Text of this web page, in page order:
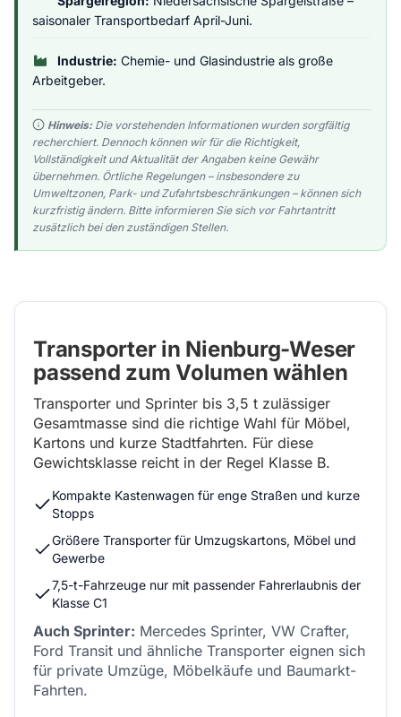
saisonaler Transportbedarf April-Juni.
Industrie: Chemie- und Glasindustrie als große
Arbeitgeber.
Hinweis:Die vorstehenden Informationen wurden sorgfältig
recherchiert. Dennoch können wir für die Richtigkeit,
Vollständigkeit und Aktualität der Angaben keine Gewähr
übernehmen. Örtliche Regelungen – insbesondere zu
Umweltzonen, Park- und Zufahrtsbeschränkungen – können sich
kurzfristig ändern. Bitte informieren Sie sich vor Fahrtantritt
zusätzlich bei den zuständigen Stellen.
Transporter in Nienburg-Weser
passend zum Volumen wählen
Transporter und Sprinter bis 3,5 t zulässiger
Gesamtmasse sind die richtige Wahl für Möbel,
Kartons und kurze Stadtfahrten. Für diese
Gewichtsklasse reicht in der Regel Klasse B.
Kompakte Kastenwagen für enge Straßen und kurze
Stopps
Größere Transporter für Umzugskartons, Möbel und
Gewerbe
7,5-t-Fahrzeuge nur mit passender Fahrerlaubnis der
Klasse C1
Auch Sprinter: Mercedes Sprinter, VW Crafter,
Ford Transit und ähnliche Transporter eignen sich
für private Umzüge, Möbelkäufe und Baumarkt-
Fahrten.